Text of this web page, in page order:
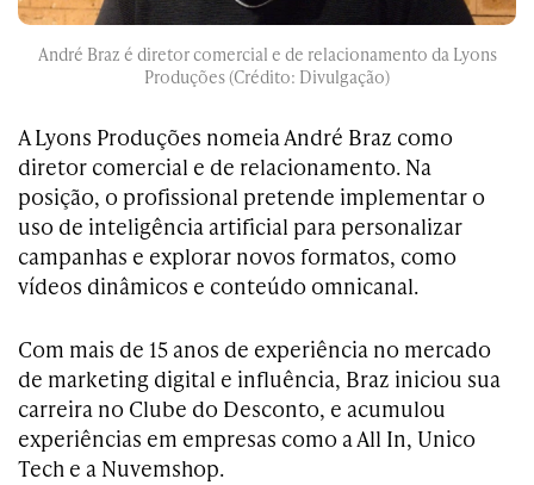
André Braz é diretor comercial e de relacionamento da Lyons
Produções (Crédito: Divulgação)
A Lyons Produções nomeia André Braz como
diretor comercial e de relacionamento. Na
posição, o profissional pretende implementar o
uso de inteligência artificial para personalizar
campanhas e explorar novos formatos, como
vídeos dinâmicos e conteúdo omnicanal.
Com mais de 15 anos de experiência no mercado
de marketing digital e influência, Braz iniciou sua
carreira no Clube do Desconto, e acumulou
experiências em empresas como a All In, Unico
Tech e a Nuvemshop.